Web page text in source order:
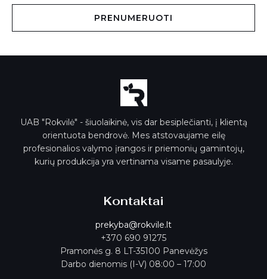
a
t
s
PRENUMERUOTI
UAB "Rokvilė" - šiuolaikinė, vis dar besiplečianti, į klientą
orientuota bendrovė. Mes atstovaujame eilę
profesionalios valymo įrangos ir priemonių gamintojų,
kurių produkcija yra vertinama visame pasaulyje.
Kontaktai
prekyba@rokvile.lt
+370 690 91275
Pramonės g. 8 LT-35100 Panevėžys
Darbo dienomis (I-V) 08:00 – 17:00